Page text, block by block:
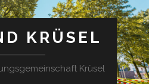
KRÜSEL
Krüsel